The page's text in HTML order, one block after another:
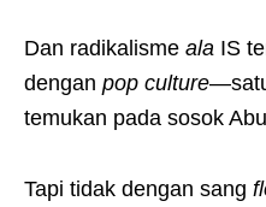
Dan radikalisme ala IS
dengan pop culture
temukan pada sosok
Tapi tidak dengan sang